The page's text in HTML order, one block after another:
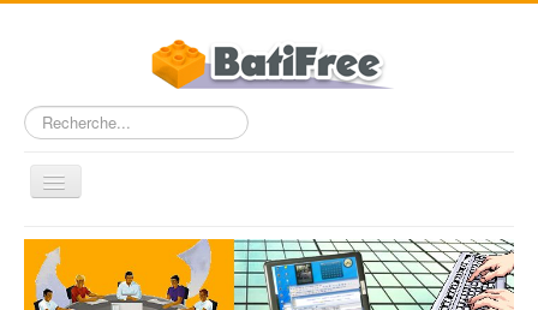
Rechercher
Basculer
la
Accueil
FAQ